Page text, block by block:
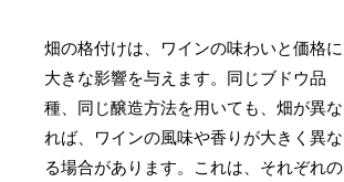
畑の格付けは、ワインの味わいと価格に
大きな影響を与えます。同じブドウ品
種、同じ醸造方法を用いても、畑が異な
れば、ワインの風味や香りが大きく異な
る場合があります。これは、それぞれの